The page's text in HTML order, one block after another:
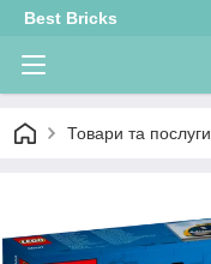
Best Bricks
Товари та послуги